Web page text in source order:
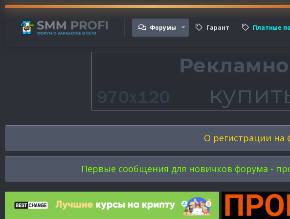
Форумы Гарант Платные
О регистрации на
Первые сообщения для новичков форума -